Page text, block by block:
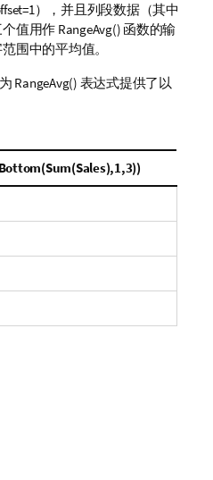
），并且列段数据（其中
值用作 RangeAvg() 函数的输
围中的平均值。
RangeAvg() 表达式提供了以